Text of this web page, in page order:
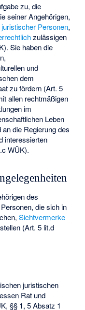
zu, die
seiner Angehörigen,
juristischer Personen,
zulässigen
Sie haben die
und
dem
zu fördern (Art. 5
allen rechtmäßigen
im
Leben
die Regierung des
interessierten
WÜK).
des
die sich in
Sichtvermerke
(Art. 5 lit.d
juristischen
Rat und
§§ 1, 5 Absatz 1